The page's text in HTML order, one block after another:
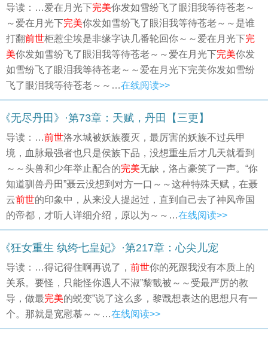
导读：…爱在月光下完美你发如雪纷飞了眼泪我等待苍老～
～爱在月光下完美你发如雪纷飞了眼泪我等待苍老～～是谁
打翻前世柜惹尘埃是非缘字诀几番轮回你～～爱在月光下完
美你发如雪纷飞了眼泪我等待苍老～～爱在月光下完美你发
如雪纷飞了眼泪我等待苍老～～爱在月光下完美你发如雪纷
飞了眼泪我等待苍老～～…在线阅读>>
《无尽丹田》·第73章：天赋，丹田【三更】
导读：…前世洛水城被妖族覆灭，最厉害的妖族不过兵甲
境，血脉最强者也只是侯族下品，没想重生后才几天就看到
～～头兽和少年举止配合的完美无缺，洛占豪笑了一声。“你
知道驯兽丹田”聂云没想到对方一口～～这种特殊天赋，在聂
云前世的印象中，从来没人提起过，直到自己去了神风帝国
的帝都，才听人详细介绍，原以为～～…在线阅读>>
《狂女重生 纨绔七皇妃》·第217章：心尖儿宠
导读：…得记得住啊再说了， 前世你的死跟我没有本质上的
关系。要怪，只能怪你遇人不淑”黎戬被～～受最严厉的教
导，做最完美的蜕变”说了这么多，黎戬想表达的思想只有一
个。那就是宽慰慕～～…在线阅读>>